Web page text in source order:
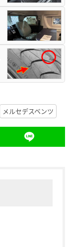
メルセデスベンツ